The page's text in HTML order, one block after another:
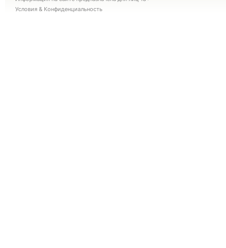
Условия & Конфиденциальность